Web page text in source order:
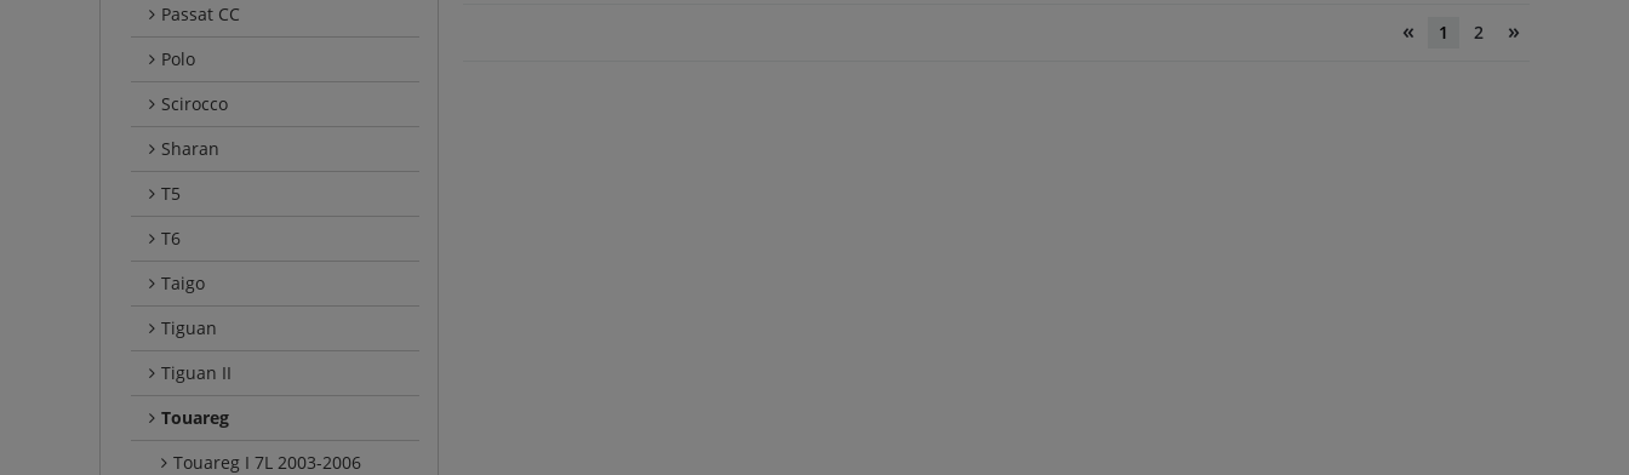
Passat CC
Polo
Scirocco
Sharan
T5
T6
Taigo
Tiguan
Tiguan II
Touareg
Touareg I 7L 2003-2006
« 1 2 »